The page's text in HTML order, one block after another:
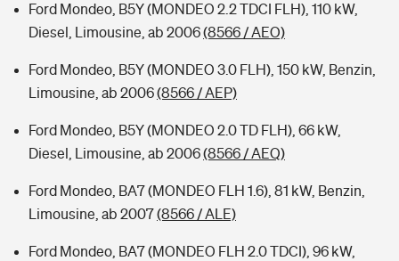
Ford Mondeo, B5Y (MONDEO 2.2 TDCI FLH), 110 kW,
Diesel, Limousine, ab 2006(8566 / AEO)
Ford Mondeo, B5Y (MONDEO 3.0 FLH), 150 kW, Benzin,
Limousine, ab 2006(8566 / AEP)
Ford Mondeo, B5Y (MONDEO 2.0 TD FLH), 66 kW,
Diesel, Limousine, ab 2006(8566 / AEQ)
Ford Mondeo, BA7 (MONDEO FLH 1.6), 81 kW, Benzin,
Limousine, ab 2007(8566 / ALE)
Ford Mondeo, BA7 (MONDEO FLH 2.0 TDCI), 96 kW,